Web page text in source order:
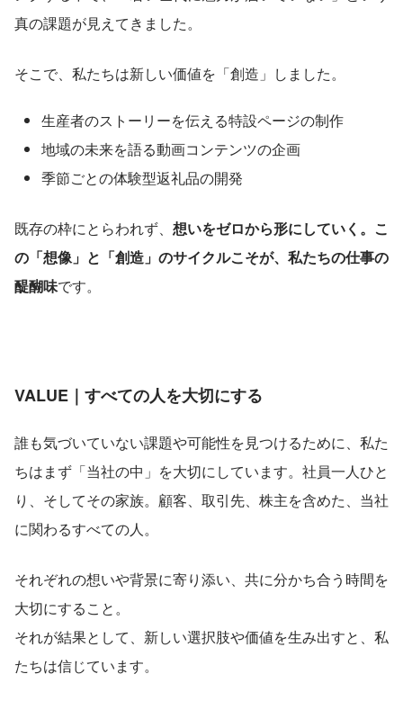
真の課題が見えてきました。
そこで、私たちは新しい価値を「創造」しました。
生産者のストーリーを伝える特設ページの制作
地域の未来を語る動画コンテンツの企画
季節ごとの体験型返礼品の開発
既存の枠にとらわれず、 想いをゼロから形にしていく。こ
の「想像」と「創造」のサイクルこそが、私たちの仕事の
醍醐味です。
VALUE｜すべての人を大切にする
誰も気づいていない課題や可能性を見つけるために、私た
ちはまず「当社の中」を大切にしています。社員一人ひと
り、そしてその家族。顧客、取引先、株主を含めた、当社
に関わるすべての人。
それぞれの想いや背景に寄り添い、共に分かち合う時間を
大切にすること。
それが結果として、新しい選択肢や価値を生み出すと、私
たちは信じています。